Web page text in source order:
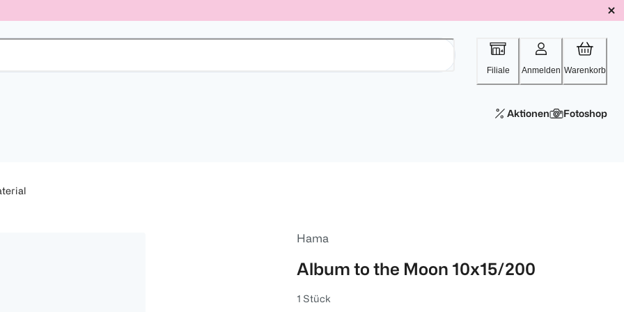
Filiale Anmelden Warenkorb
Aktionen Fotoshop
Hama
Album to the Moon 10x15/200
1 Stück